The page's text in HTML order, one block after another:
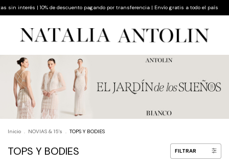
pagando por transferencia | Envío gratis a todo el país Hasta 9 cuotas sin interés
Inicio . NOVIAS & 15's . TOPS Y BODIES
TOPS Y BODIES FILTRAR